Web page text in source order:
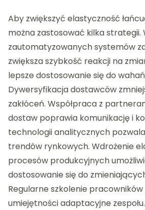
Aby zwiększyć elastyczność
można zastosować kilka strategii.
zautomatyzowanych systemów
zwiększa szybkość reakcji na
lepsze dostosowanie się do
Dywersyfikacja dostawców
zakłóceń. Współpraca z
dostaw poprawia komunikację i
technologii analitycznych
trendów rynkowych. Wdrożenie
procesów produkcyjnych
dostosowanie się do
Regularne szkolenie pracowników
umiejętności adaptacyjne